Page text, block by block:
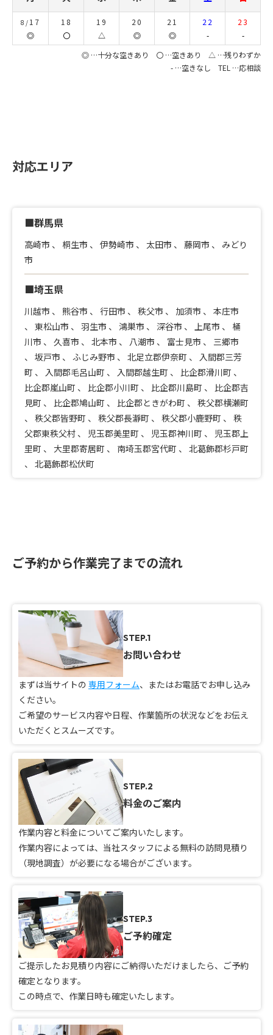
8/ 17
◎
18
〇
19
△
20
◎
21
◎
22
-
23
-
◎ …十分な空きあり 〇 …空きあり △ …残りわずか
- …空きなし TEL …応相談
対応エリア
■群馬県
高崎市 、 桐生市 、 伊勢崎市 、 太田市 、 藤岡市 、 みどり
市
■埼玉県
川越市 、 熊谷市 、 行田市 、 秩父市 、 加須市 、 本庄市
、 東松山市 、 羽生市 、 鴻巣市 、 深谷市 、 上尾市 、 桶
川市 、 久喜市 、 北本市 、 八潮市 、 富士見市 、 三郷市
、 坂戸市 、 ふじみ野市 、 北足立郡伊奈町 、 入間郡三芳
町 、 入間郡毛呂山町 、 入間郡越生町 、 比企郡滑川町 、
比企郡嵐山町 、 比企郡小川町 、 比企郡川島町 、 比企郡吉
見町 、 比企郡鳩山町 、 比企郡ときがわ町 、 秩父郡横瀬町
、 秩父郡皆野町 、 秩父郡長瀞町 、 秩父郡小鹿野町 、 秩
父郡東秩父村 、 児玉郡美里町 、 児玉郡神川町 、 児玉郡上
里町 、 大里郡寄居町 、 南埼玉郡宮代町 、 北葛飾郡杉戸町
、 北葛飾郡松伏町
ご予約から作業完了までの流れ
STEP.1
お問い合わせ
まずは当サイトの 専用フォーム、またはお電話でお申し込み
ください。
ご希望のサービス内容や日程、作業箇所の状況などをお伝え
いただくとスムーズです。
STEP.2
料金のご案内
作業内容と料金についてご案内いたします。
作業内容によっては、当社スタッフによる無料の訪問見積り
（現地調査）が必要になる場合がございます。
STEP.3
ご予約確定
ご提示したお見積り内容にご納得いただけましたら、ご予約
確定となります。
この時点で、作業日時も確定いたします。